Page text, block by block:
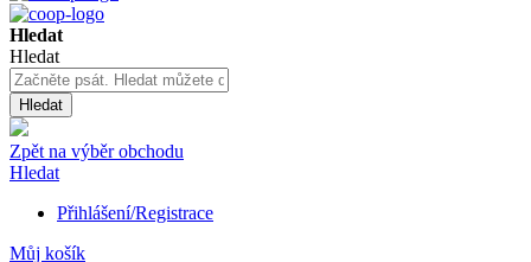
Hledat
Hledat
Hledat
Zpět na výběr obchodu
Hledat
Přihlášení/Registrace
Můj košík